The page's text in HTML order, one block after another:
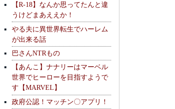
【R-18】なんか思ってたんと違
うけどまあええか！
やる夫に異世界転生でハーレム
が出来る話
巴さんNTRもの
【あんこ】ナナリーはマーベル
世界でヒーローを目指すようで
す【MARVEL】
政府公認！マッチン〇アプリ！